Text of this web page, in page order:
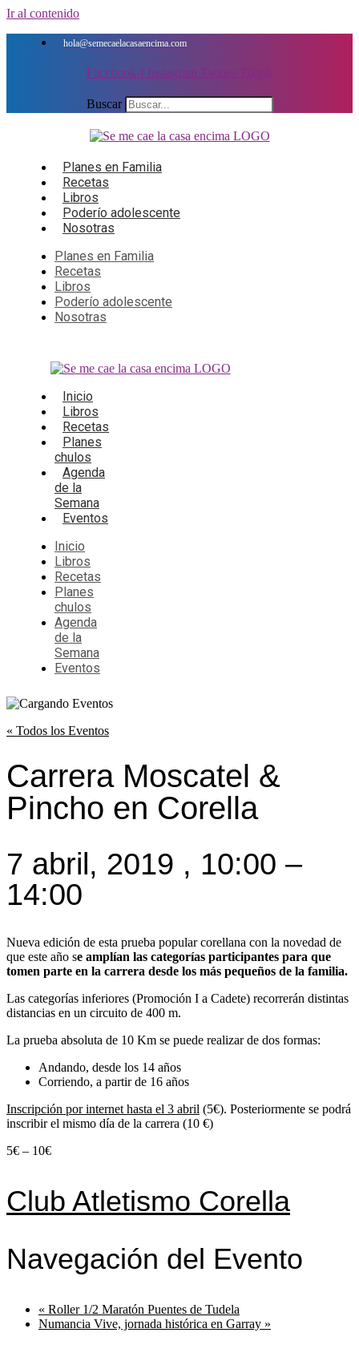
Ir al contenido
hola@semecaelacasaencima.com
Facebook-f Instagram Twitter
Buscar
Planes en Familia
Recetas
Libros
Poderío adolescente
Nosotras
Planes en Familia
Recetas
Libros
Poderío adolescente
Nosotras
Inicio
Libros
Recetas
Planes
chulos
Agenda
de la
Semana
Eventos
Inicio
Libros
Recetas
Planes
chulos
Agenda
de la
Semana
Eventos
« Todos los Eventos
Carrera Moscatel &
Pincho en Corella
7 abril, 2019 , 10:00 –
14:00
Nueva edición de esta prueba popular corellana con la novedad de
que este año se amplían las categorías participantes para que
tomen parte en la carrera desde los más pequeños de la familia.
Las categorías inferiores (Promoción I a Cadete) recorrerán distintas
distancias en un circuito de 400 m.
La prueba absoluta de 10 Km se puede realizar de dos formas:
Andando, desde los 14 años
Corriendo, a partir de 16 años
Inscripción por internet hasta el 3 abril (5€). Posteriormente se podrá
inscribir el mismo día de la carrera (10 €)
5€ – 10€
Club Atletismo Corella
Navegación del Evento
« Roller 1/2 Maratón Puentes de Tudela
Numancia Vive, jornada histórica en Garray »